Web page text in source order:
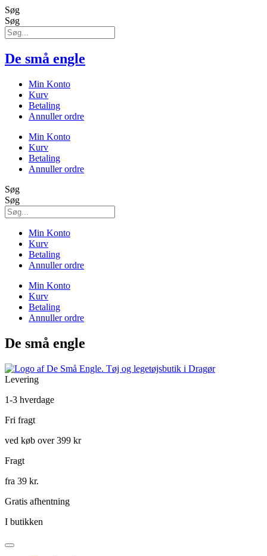
Søg
Søg
De små engle
Min Konto
Kurv
Betaling
Annuller ordre
Min Konto
Kurv
Betaling
Annuller ordre
Søg
Søg
Min Konto
Kurv
Betaling
Annuller ordre
Min Konto
Kurv
Betaling
Annuller ordre
De små engle
Levering
1-3 hverdage
Fri fragt
ved køb over 399 kr
Fragt
fra 39 kr.
Gratis afhentning
I butikken